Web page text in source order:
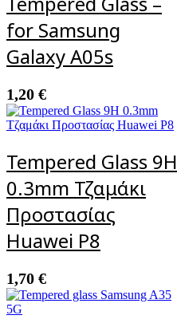
for Samsung
Galaxy A05s
1,20 €
Tempered Glass 9H
0.3mm Τζαμάκι
Προστασίας
Huawei P8
1,70 €